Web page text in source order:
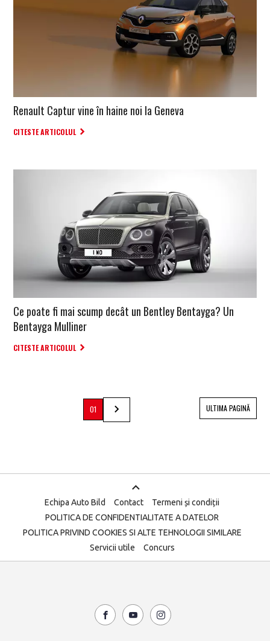
Renault Captur vine în haine noi la Geneva
CITESTE ARTICOLUL
Ce poate fi mai scump decât un Bentley Bentayga? Un
Bentayga Mulliner
CITESTE ARTICOLUL
01 ULTIMA PAGINĂ
Echipa Auto Bild Contact
Termeni și condiții
POLITICA DE CONFIDENTIALITATE A DATELOR
POLITICA PRIVIND COOKIES SI ALTE TEHNOLOGII SIMILARE
Servicii utile
Concurs